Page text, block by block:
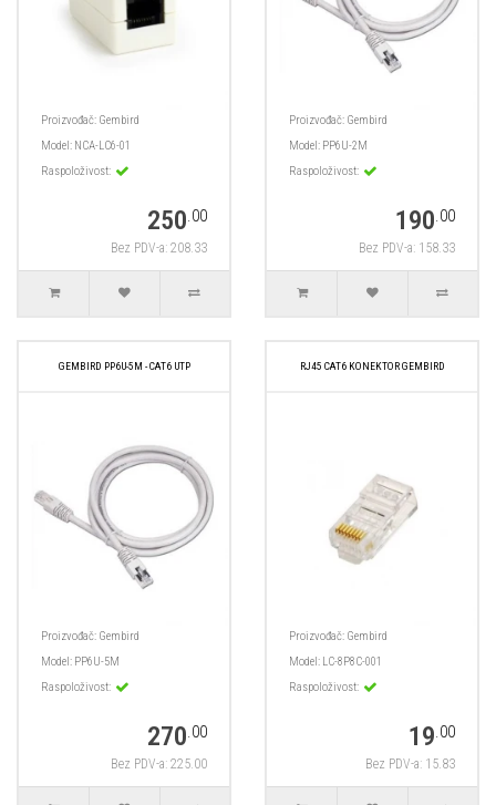
Proizvođač: Gembird
Model: NCA-LC6-01
Raspoloživost:
250.00
Bez PDV-a: 208.33
Proizvođač: Gembird
Model: PP6U-2M
Raspoloživost:
190.00
Bez PDV-a: 158.33
GEMBIRD PP6U-5M - CAT6 UTP
Proizvođač: Gembird
Model: PP6U-5M
Raspoloživost:
270.00
Bez PDV-a: 225.00
RJ45 CAT6 KONEKTOR GEMBIRD
Proizvođač: Gembird
Model: LC-8P8C-001
Raspoloživost:
19.00
Bez PDV-a: 15.83